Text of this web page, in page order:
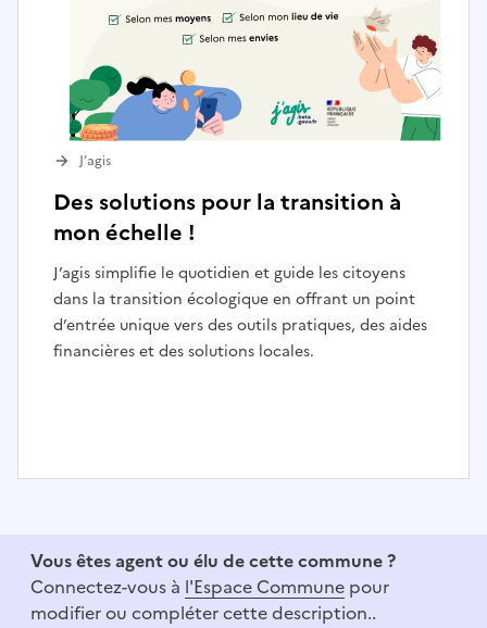
Des solutions pour la transition à
mon échelle !
J’agis simplifie le quotidien et guide les citoyens
dans la transition écologique en offrant un point
d’entrée unique vers des outils pratiques, des aides
financières et des solutions locales.
J’agis
Vous êtes agent ou élu de cette commune ?
Connectez-vous à l'Espace Commune pour
modifier ou compléter cette description..